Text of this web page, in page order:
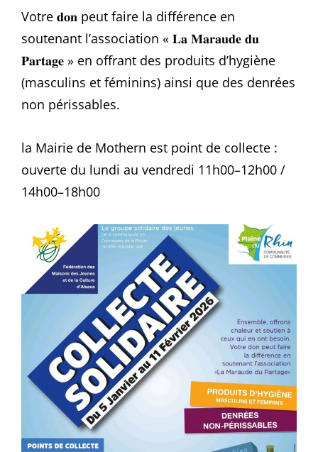
Votre 𝐝𝐨𝐧 peut faire la différence en
soutenant l’association « 𝐋𝐚 𝐌𝐚𝐫𝐚𝐮𝐝𝐞 𝐝𝐮
𝐏𝐚𝐫𝐭𝐚𝐠𝐞 » en offrant des produits d’hygiène
(masculins et féminins) ainsi que des denrées
non périssables.
la Mairie de Mothern est point de collecte :
ouverte du lundi au vendredi 11h00–12h00 /
14h00–18h00